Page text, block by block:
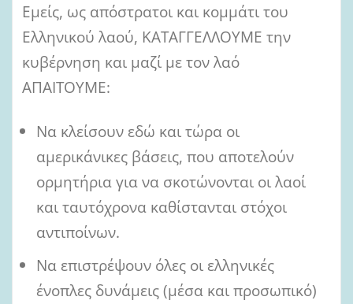
Εμείς, ως απόστρατοι και κομμάτι του
Ελληνικού λαού, ΚΑΤΑΓΓΕΛΛΟΥΜΕ την
κυβέρνηση και μαζί με τον λαό
ΑΠΑΙΤΟΥΜΕ:
Να κλείσουν εδώ και τώρα οι
αμερικάνικες βάσεις, που αποτελούν
ορμητήρια για να σκοτώνονται οι λαοί
και ταυτόχρονα καθίστανται στόχοι
αντιποίνων.
Να επιστρέψουν όλες οι ελληνικές
ένοπλες δυνάμεις (μέσα και προσωπικό)